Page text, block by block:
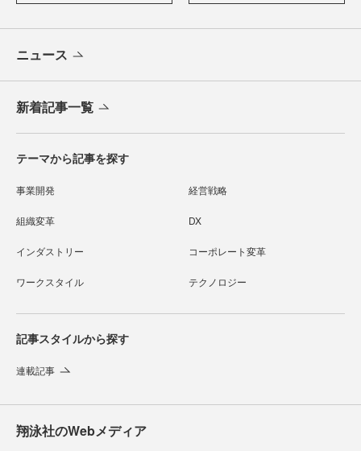
ニュース
新着記事一覧
テーマから記事を探す
事業開発 経営戦略
組織変革 DX
インダストリー コーポレート変革
ワークスタイル テクノロジー
記事スタイルから探す
連載記事
翔泳社のWebメディア